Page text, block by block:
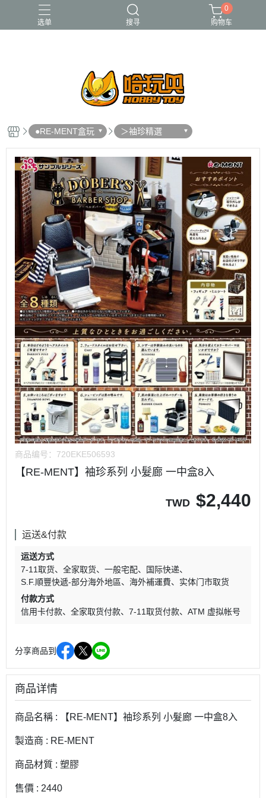
选单 搜寻
RE-MENT 中古二手品
庫柏力克Be@rbrick
0
购物车
●RE-MENT盒玩 ＞袖珍精選
商品编号： 720EKE506593
【RE-MENT】袖珍系列 小髮廊 一中盒8入
TWD $2,440
运送&付款
运送方式
7-11取货
全家取货 一般宅配
国际快递
S.F.順豐快遞-部分海外地區
海外補運費
实体门市取货
付款方式
信用卡付款
全家取货付款 7-11取货付款 ATM 虚拟帐号
分享商品到
商品详情
商品名稱 : 【RE-MENT】袖珍系列 小髮廊 一中盒8入
製造商 : RE-MENT
商品材質 : 塑膠
售價 : 2440